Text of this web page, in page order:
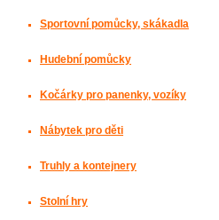
Sportovní pomůcky, skákadla
Hudební pomůcky
Kočárky pro panenky, vozíky
Nábytek pro děti
Truhly a kontejnery
Stolní hry